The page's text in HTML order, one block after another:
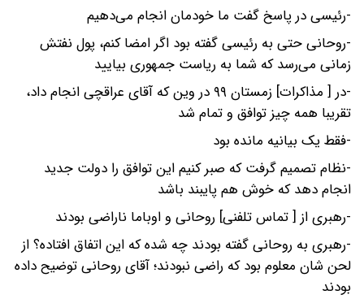
-رئیسی در پاسخ گفت ما خودمان انجام می‌دهیم
-روحانی حتی به رئیسی گفته بود اگر امضا کنم، پول نفتش
زمانی می‌رسد که شما به ریاست جمهوری بیایید
-در [ مذاکرات] زمستان ۹۹ در وین که آقای عراقچی انجام داد،
تقریبا همه چیز توافق و تمام شد
-فقط یک بیانیه مانده بود
-نظام تصمیم گرفت که صبر کنیم این توافق را دولت جدید
انجام دهد که خوش هم پایبند باشد
-رهبری از [ تماس تلفنی] روحانی و اوباما ناراضی بودند
-رهبری به روحانی گفته بودند چه شده که این اتفاق افتاده؟ از
لحن شان معلوم بود که راضی نبودند؛ آقای روحانی توضیح داده
بودند